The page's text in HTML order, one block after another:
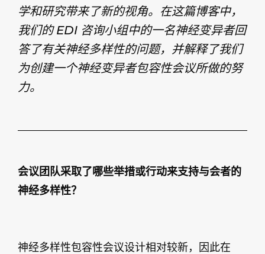
学和研究带来了新的视角。在这篇博客中，
我们的 EDI 咨询小组中的一名神经变异者回
答了有关神经多样性的问题，并解释了我们
为创建一个神经变异者包容性会议所做的努
力。
会议团队采取了哪些举措或行动来支持与会者的
神经多样性？
神经多样性包容性会议设计相对较新，因此在